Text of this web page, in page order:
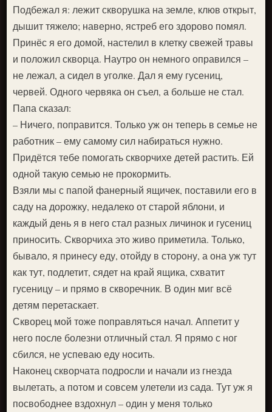
Подбежал я: лежит скворушка на земле, клюв открыт,
дышит тяжело; наверно, ястреб его здорово помял.
Принёс я его домой, настелил в клетку свежей травы
и положил скворца. Наутро он немного оправился –
не лежал, а сидел в уголке. Дал я ему гусениц,
червей. Одного червяка он съел, а больше не стал.
Папа сказал:
– Ничего, поправится. Только уж он теперь в семье не
работник – ему самому сил набираться нужно.
Придётся тебе помогать скворчихе детей растить. Ей
одной такую семью не прокормить.
Взяли мы с папой фанерный ящичек, поставили его в
саду на дорожку, недалеко от старой яблони, и
каждый день я в него стал разных личинок и гусениц
приносить. Скворчиха это живо приметила. Только,
бывало, я принесу еду, отойду в сторону, а она уж тут
как тут, подлетит, сядет на край ящика, схватит
гусеницу – и прямо в скворечник. В один миг всё
детям перетаскает.
Скворец мой тоже поправляться начал. Аппетит у
него после болезни отличный стал. Я прямо с ног
сбился, не успеваю еду носить.
Наконец скворчата подросли и начали из гнезда
вылетать, а потом и совсем улетели из сада. Тут уж я
посвободнее вздохнул – один у меня только